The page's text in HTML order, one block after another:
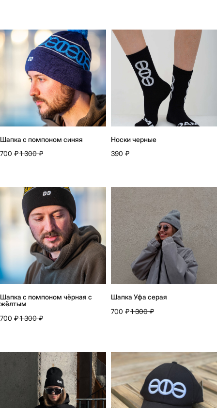
Шапка с помпоном синяя
700 ₽1 300 ₽
Носки черные
390 ₽
Шапка с помпоном чёрная с
жёлтым
700 ₽1 300 ₽
Шапка Уфа серая
700 ₽1 300 ₽